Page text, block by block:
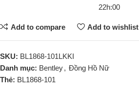
22h:00
Add to compare Add to wishlist
SKU: BL1868-101LKKI
Danh mục: Bentley, Đồng Hồ Nữ
Thẻ: BL1868-101